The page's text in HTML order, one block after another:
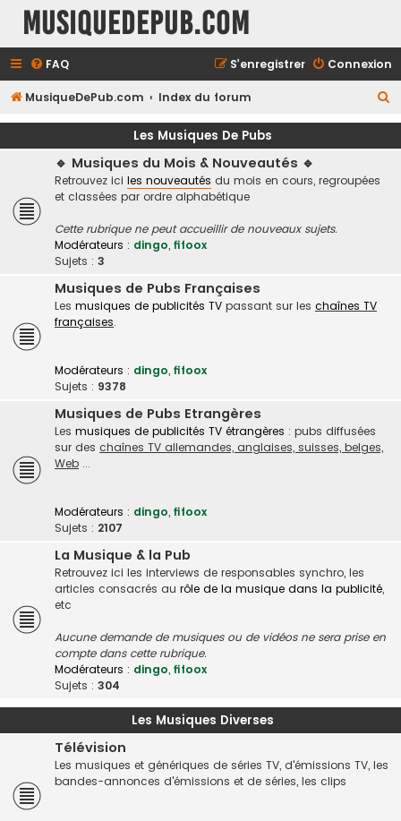
MusiqueDePub.com
FAQ Connexion
S’enregistrer
MusiqueDePub.com Index du forum
e
Les Musiques De Pubs
🔹 Musiques du Mois & Nouveautés 🔹
Retrouvez ici les nouveautés du mois en cours, regroupées
et classées par ordre alphabétique
Cette rubrique ne peut accueillir de nouveaux sujets.
Modérateurs : dingo, fifoox
Sujets : 3
Musiques de Pubs Françaises
Les musiques de publicités TV passant sur les chaînes TV
françaises.
Modérateurs : dingo, fifoox
Sujets : 9378
Musiques de Pubs Etrangères
Les musiques de publicités TV étrangères : pubs diffusées
sur des chaînes TV allemandes, anglaises, suisses, belges,
Web ...
Modérateurs : dingo, fifoox
Sujets : 2107
La Musique & la Pub
Retrouvez ici les interviews de responsables synchro, les
articles consacrés au rôle de la musique dans la publicité,
etc
Aucune demande de musiques ou de vidéos ne sera prise en
compte dans cette rubrique.
Modérateurs : dingo, fifoox
Sujets : 304
Les Musiques Diverses
Télévision
Les musiques et génériques de séries TV, d'émissions TV, les
bandes-annonces d'émissions et de séries, les clips